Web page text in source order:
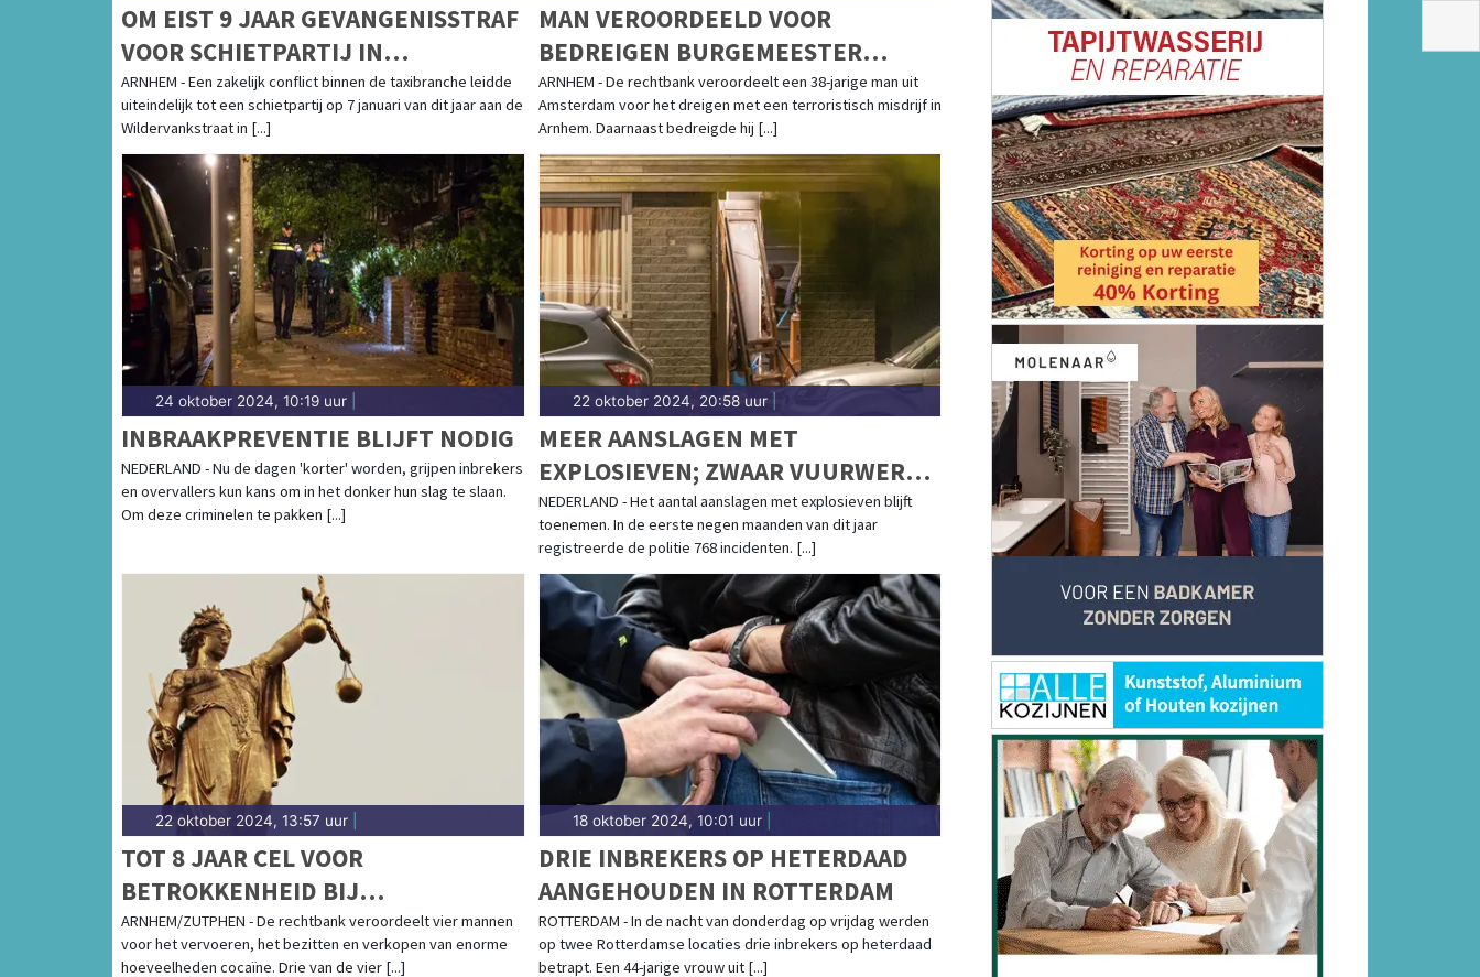
OM EIST 9 JAAR GEVANGENISSTRAF
VOOR SCHIETPARTIJ IN
WILDERVANKSTRAAT IN ARNHEM
ARNHEM - Een zakelijk conflict binnen de taxibranche leidde
uiteindelijk tot een schietpartij op 7 januari van dit jaar aan de
Wildervankstraat in [...]
MAN VEROORDEELD VOOR
BEDREIGEN BURGEMEESTER
ARNHEM
ARNHEM - De rechtbank veroordeelt een 38-jarige man uit
Amsterdam voor het dreigen met een terroristisch misdrijf in
Arnhem. Daarnaast bedreigde hij [...]
24 oktober 2024, 10:19 uur
INBRAAKPREVENTIE BLIJFT NODIG
NEDERLAND - Nu de dagen 'korter' worden, grijpen inbrekers
en overvallers kun kans om in het donker hun slag te slaan.
Om deze criminelen te pakken [...]
22 oktober 2024, 20:58 uur|
MEER AANSLAGEN MET
EXPLOSIEVEN; ZWAAR VUURWERK
MEEST GEBRUIKT
NEDERLAND - Het aantal aanslagen met explosieven blijft
toenemen. In de eerste negen maanden van dit jaar
registreerde de politie 768 incidenten. [...]
22 oktober 2024, 13:57 uur
TOT 8 JAAR CEL VOOR
BETROKKENHEID BIJ
INTERNATIONALE DRUGSHANDEL
ARNHEM/ZUTPHEN - De rechtbank veroordeelt vier mannen
voor het vervoeren, het bezitten en verkopen van enorme
hoeveelheden cocaïne. Drie van de vier [...]
18 oktober 2024, 10:01 uur|
DRIE INBREKERS OP HETERDAAD
AANGEHOUDEN IN ROTTERDAM
ROTTERDAM - In de nacht van donderdag op vrijdag werden
op twee Rotterdamse locaties drie inbrekers op heterdaad
betrapt. Een 44-jarige vrouw uit [...]